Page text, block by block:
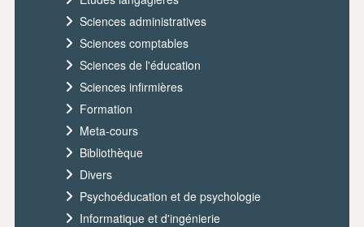
Sciences administratives
Sciences comptables
Sciences de l'éducation
Sciences infirmières
Formation
Meta-cours
Bibliothèque
Divers
Psychoéducation et de psychologie
Informatique et d'ingénierie